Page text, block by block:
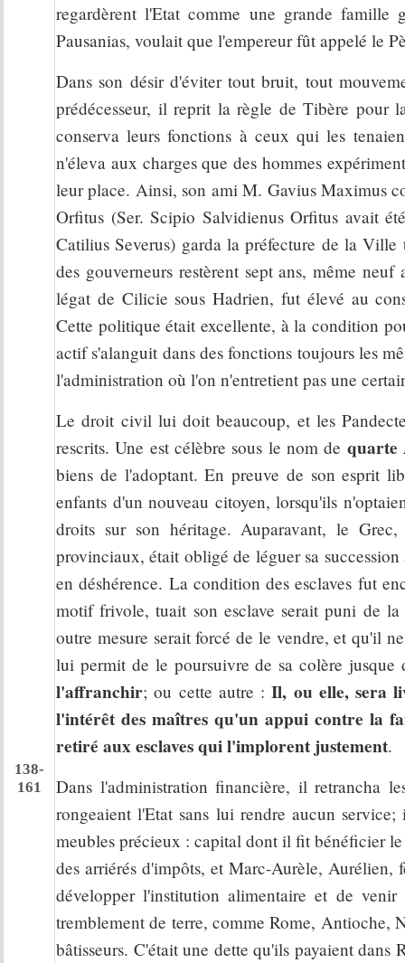
138-
161
regardèrent l'Etat comme une grande famille
Pausanias, voulait que l'empereur fût appelé le
Dans son désir d'éviter tout bruit, tout
prédécesseur, il reprit la règle de Tibère pour
conserva leurs fonctions à ceux qui les
n'éleva aux charges que des hommes
leur place. Ainsi, son ami M. Gavius Maximus
Orfitus (Ser. Scipio Salvidienus Orfitus avait
Catilius Severus) garda la préfecture de la
des gouverneurs restèrent sept ans, même
légat de Cilicie sous Hadrien, fut élevé au
Cette politique était excellente, à la condition
actif s'alanguit dans des fonctions toujours les
l'administration où l'on n'entretient pas une
Le droit civil lui doit beaucoup, et les
rescrits. Une est célèbre sous le nom de quarte
biens de l'adoptant. En preuve de son esprit
enfants d'un nouveau citoyen, lorsqu'ils
droits sur son héritage. Auparavant, le
provinciaux, était obligé de léguer sa
en déshérence. La condition des esclaves fut
motif frivole, tuait son esclave serait puni de
outre mesure serait forcé de le vendre, et qu'il
lui permit de le poursuivre de sa colère
l'affranchir; ou cette autre :Il, ou elle, sera
l'intérêt des maîtres qu'un appui contre la
retiré aux esclaves qui l'implorent justement.
Dans l'administration financière, il retrancha
rongeaient l'Etat sans lui rendre aucun
meubles précieux : capital dont il fit bénéficier
des arriérés d'impôts, et Marc-Aurèle,
développer l'institution alimentaire et de
tremblement de terre, comme Rome, Antioche,
bâtisseurs. C'était une dette qu'ils payaient